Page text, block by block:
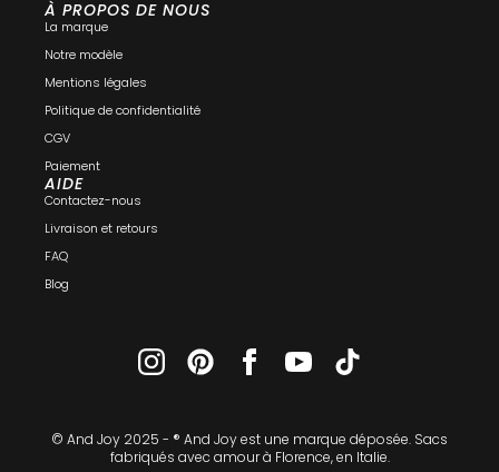
À PROPOS DE NOUS
La marque
Notre modèle
Mentions légales
Politique de confidentialité
CGV
Paiement
AIDE
Contactez-nous
Livraison et retours
FAQ
Blog
© And Joy 2025 - ® And Joy est une marque déposée.​ Sacs
fabriqués avec amour à Florence, en Italie.